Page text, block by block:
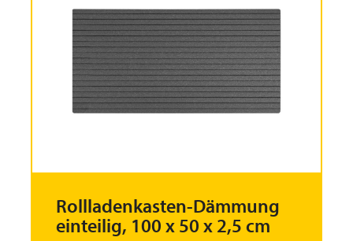
Rollladenkasten-Dämmung
einteilig, 100 x 50 x 2,5 cm